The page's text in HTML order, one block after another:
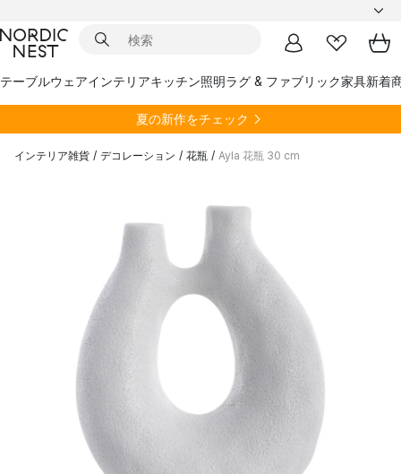
テーブルウェアインテリアキッチン照明ラグ & ファブリック家具新着
夏の新作をチェック
インテリア雑貨 / デコレーション / 花瓶 / Ayla 花瓶 30 cm